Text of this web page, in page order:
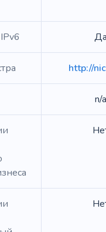
Да
http://
n/a